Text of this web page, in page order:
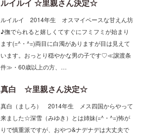
ルイルイ 2014年生 オスマイペースな甘えん坊
♪撫でられると嬉しくてすぐにフミフミが始まり
ます(=^・^=)両目に白濁がありますが目は見えて
います。おっとり穏やかな男の子です♡≪譲渡条
件≫・60歳以上の方、…
真白（ましろ） 2014年生 メス四国からやって
来ました☆深雪（みゆき）とは姉妹(=^・^=)怖が
りで慎重派ですが、おやつ&ナデナデは大丈夫で
す！ブルーの首輪が目印☆≪譲渡条件≫・60歳以